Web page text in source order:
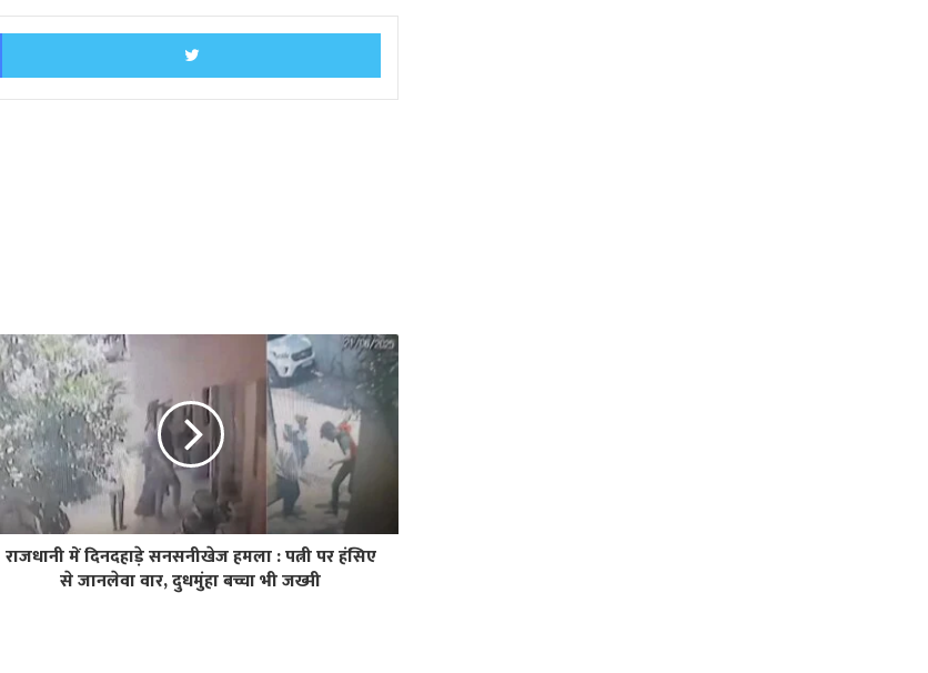
Facebook Twitter
राजधानी में दिनदहाड़े सनसनीखेज हमला : पत्नी पर हंसिए
से जानलेवा वार, दुधमुंहा बच्चा भी जख्मी